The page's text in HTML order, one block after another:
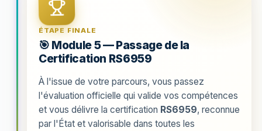
ÉTAPE FINALE
🎯 Module 5 — Passage de la
Certification RS6959
À l'issue de votre parcours, vous passez
l'évaluation officielle qui valide vos compétences
et vous délivre la certification RS6959, reconnue
par l'État et valorisable dans toutes les